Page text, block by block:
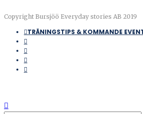
Copyright Bursjöö Everyday stories AB 2019
TRÄNINGSTIPS & KOMMANDE